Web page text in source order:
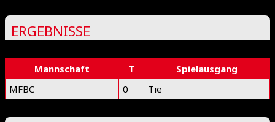
ERGEBNISSE
Mannschaft T
Spielausgang
MFBC
0 Tie